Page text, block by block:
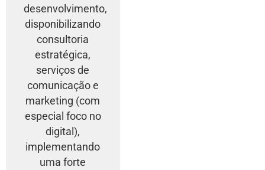
desenvolvimento,
disponibilizando
consultoria
estratégica,
serviços de
comunicação e
marketing (com
especial foco no
digital),
implementando
uma forte